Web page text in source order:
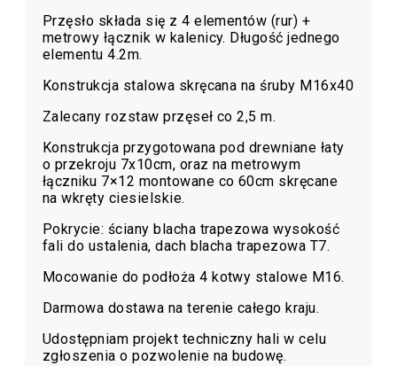
Przęsło składa się z 4 elementów (rur) +
metrowy łącznik w kalenicy. Długość jednego
elementu 4.2m.
Konstrukcja stalowa skręcana na śruby M16x40
Zalecany rozstaw przęseł co 2,5 m.
Konstrukcja przygotowana pod drewniane łaty
o przekroju 7x10cm, oraz na metrowym
łączniku 7×12 montowane co 60cm skręcane
na wkręty ciesielskie.
Pokrycie: ściany blacha trapezowa wysokość
fali do ustalenia, dach blacha trapezowa T7.
Mocowanie do podłoża 4 kotwy stalowe M16.
Darmowa dostawa na terenie całego kraju.
Udostępniam projekt techniczny hali w celu
zgłoszenia o pozwolenie na budowę.